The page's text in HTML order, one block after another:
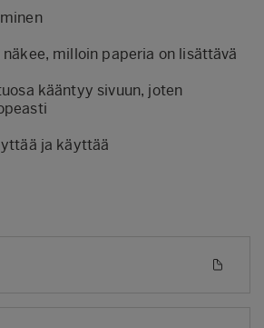
milloin paperia on lisättävä
kääntyy sivuun, joten
ja käyttää